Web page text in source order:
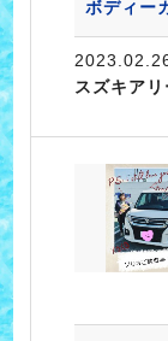
ボディー
スズキア